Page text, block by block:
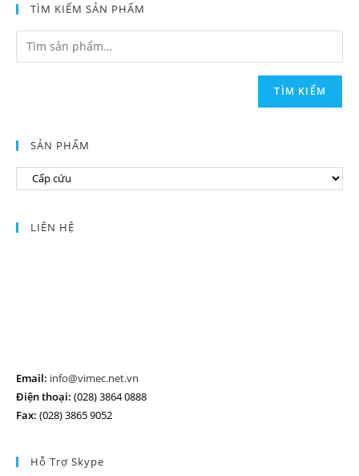
TÌM KIẾM SẢN PHẨM
TÌM KIẾM
SẢN PHẨM
LIÊN HỆ
Email: info@vimec.net.vn
Điện thoại: (028) 3864 0888
Fax: (028) 3865 9052
Hỗ Trợ Skype